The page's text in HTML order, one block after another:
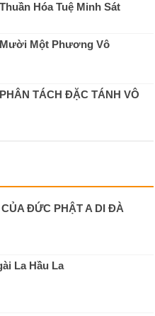
Hóa Tuệ Minh Sát
Một Phương Vô
TÁCH ÐẶC TÁNH VÔ
ĐỨC PHẬT A DI ĐÀ
La Hầu La